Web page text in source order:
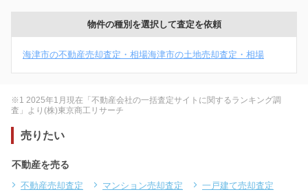
物件の種別を選択して査定を依頼
海津市の不動産売却査定・相場海津市の土地売却査定・相場
※1 2025年1月現在「不動産会社の一括査定サイトに関するランキング調
査」より(株)東京商工リサーチ
売りたい
不動産を売る
不動産売却査定 マンション売却査定
一戸建て売却査定